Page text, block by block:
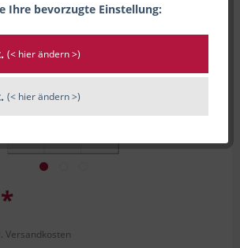
*
Versandkosten
Ihre bevorzugte Einstellung:
(< hier ändern >)
(< hier ändern >)